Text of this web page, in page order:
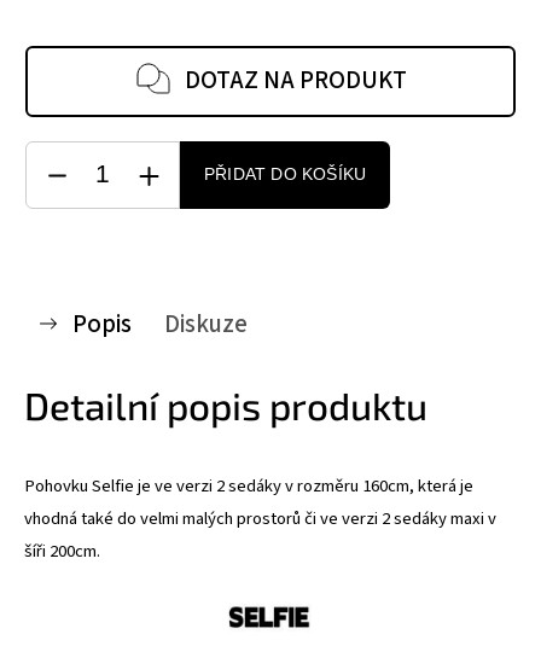
DOTAZ NA PRODUKT
PŘIDAT DO KOŠÍKU
Popis Diskuze
Detailní popis produktu
Pohovku Selfie je ve verzi 2 sedáky v rozměru 160cm, která je
vhodná také do velmi malých prostorů či ve verzi 2 sedáky maxi v
šíři 200cm.